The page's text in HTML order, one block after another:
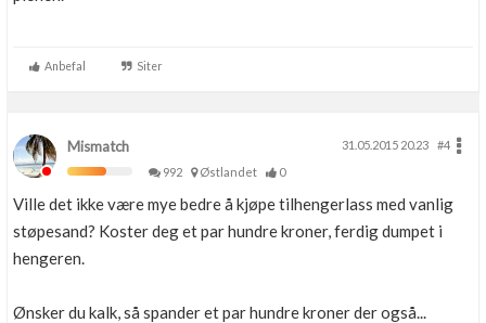
Anbefal Siter
Mismatch 31.05.2015 20.23
#4
992
Østlandet 0
Ville det ikke være mye bedre å kjøpe tilhengerlass med vanlig
støpesand? Koster deg et par hundre kroner, ferdig dumpet i
hengeren.
Ønsker du kalk, så spander et par hundre kroner der også...